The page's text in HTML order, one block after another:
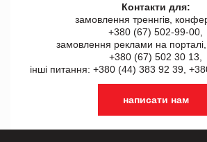
Контакти для:
замовлення треннгів,
+380 (67) 502-99-00,
замовлення реклами на
+380 (67) 502 30 13,
інші питання: +380 (44) 383 92 39,
написати нам